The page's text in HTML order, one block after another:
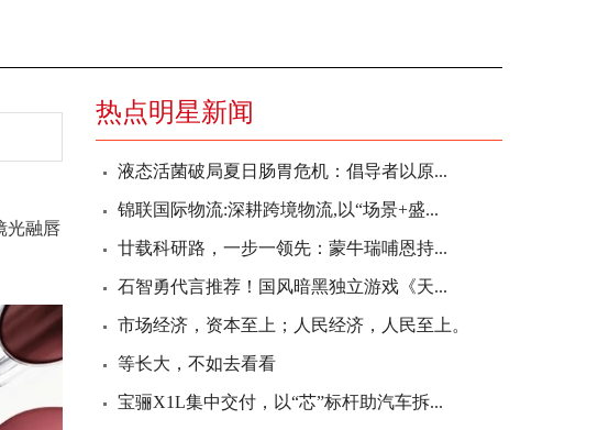
光融唇
热点明星新闻
液态活菌破局夏日肠胃危机：倡导者以原...
锦联国际物流:深耕跨境物流,以“场景+盛...
廿载科研路，一步一领先：蒙牛瑞哺恩持...
石智勇代言推荐！国风暗黑独立游戏《天...
市场经济，资本至上；人民经济，人民至上。
等长大，不如去看看
宝骊X1L集中交付，以“芯”标杆助汽车拆...